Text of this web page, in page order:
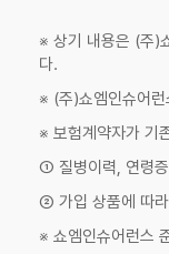
※ 상기 내용은 (주)
다.
※ (주)쇼엠인슈어
※ 보험계약자가 기
① 질병이력, 연령
② 가입 상품에 따
※ 쇼엠인슈어런스